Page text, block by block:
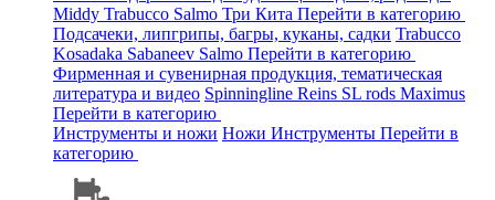
Middy Trabucco Salmo Три Кита Перейти в категорию
Подсачеки, липгрипы, багры, куканы, садки Trabucco
Kosadaka Sabaneev Salmo Перейти в категорию
Фирменная и сувенирная продукция, тематическая
литература и видео Spinningline Reins SL rods Maximus
Перейти в категорию
Инструменты и ножи Ножи Инструменты Перейти в
категорию